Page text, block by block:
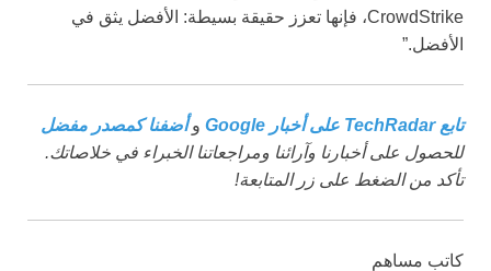
CrowdStrike، فإنها تعزز حقيقة بسيطة: الأفضل يثق في
الأفضل.”
تابع TechRadar على أخبار Google و أضفنا كمصدر مفضل
للحصول على أخبارنا وآرائنا ومراجعاتنا الخبراء في خلاصاتك.
تأكد من الضغط على زر المتابعة!
كاتب مساهم